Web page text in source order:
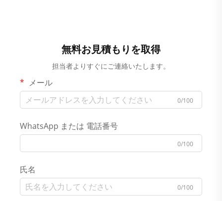
無料お見積もりを取得
担当者よりすぐにご連絡いたします。
メール
0/100
WhatsApp または 電話番号
0/100
氏名
0/100